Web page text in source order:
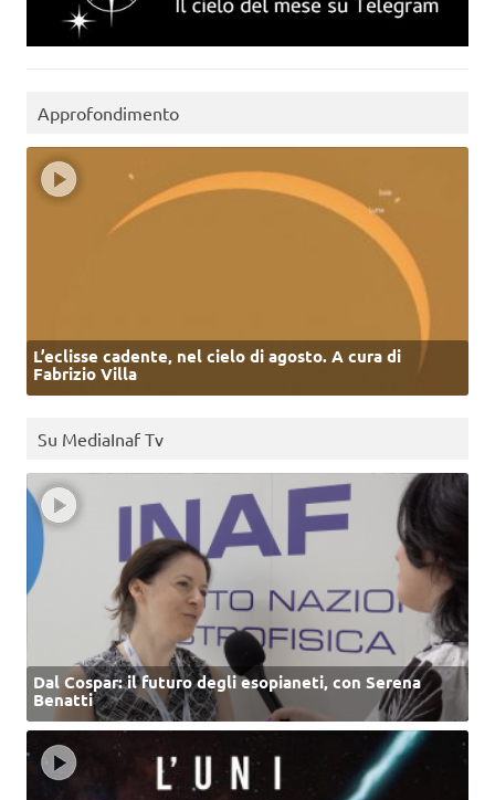
Approfondimento
L’eclisse cadente, nel cielo di agosto. A cura di
Fabrizio Villa
Su MediaInaf Tv
Dal Cospar: il futuro degli esopianeti, con Serena
Benatti